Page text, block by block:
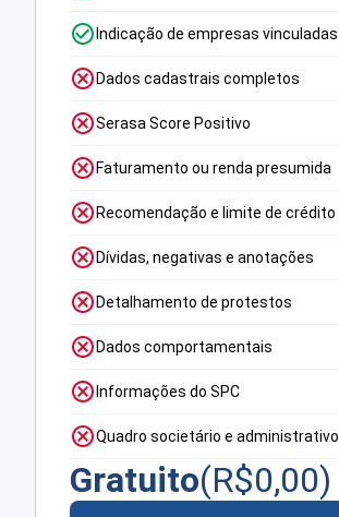
Indicação de empresas vinculadas
Dados cadastrais completos
Serasa Score Positivo
Faturamento ou renda presumida
Recomendação e limite de crédito
Dívidas, negativas e anotações
Detalhamento de protestos
Dados comportamentais
Informações do SPC
Quadro societário e administrativo
Gratuito(R$0,00)